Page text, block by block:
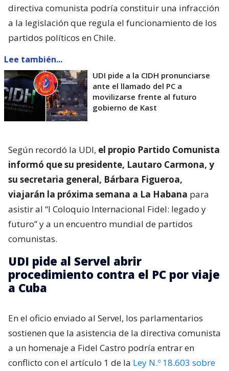
directiva comunista podría constituir una infracción
a la legislación que regula el funcionamiento de los
partidos políticos en Chile.
Lee también...
UDI pide a la CIDH pronunciarse
ante el llamado del PC a
movilizarse frente al futuro
gobierno de Kast
Según recordó la UDI, el propio Partido Comunista
informó que su presidente, Lautaro Carmona, y
su secretaria general, Bárbara Figueroa,
viajarán la próxima semana a La Habana para
asistir al “I Coloquio Internacional Fidel: legado y
futuro” y a un encuentro mundial de partidos
comunistas.
UDI pide al Servel abrir
procedimiento contra el PC por viaje
a Cuba
En el oficio enviado al Servel, los parlamentarios
sostienen que la asistencia de la directiva comunista
a un homenaje a Fidel Castro podría entrar en
conflicto con el artículo 1 de la Ley N.º 18.603 sobre